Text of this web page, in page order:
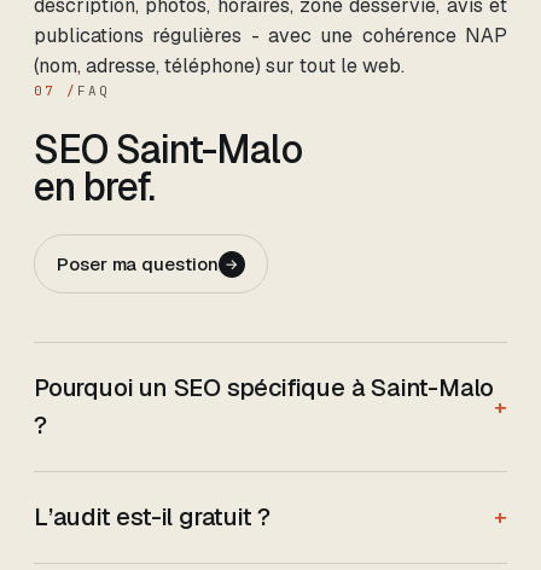
description, photos, horaires, zone desservie, avis et
publications régulières - avec une cohérence NAP
(nom, adresse, téléphone) sur tout le web.
07 / FAQ
SEOSaint-Malo
en bref.
Poser ma question →
Pourquoi un SEO spécifique à Saint-Malo
?
+
L’audit est-il gratuit ? +